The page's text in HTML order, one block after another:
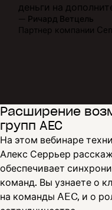
деньги на
— Ричард Ветцель
Партнер компании
Расширение
групп AEC
На этом вебинаре
Алекс Серрьер
обеспечивает
команд. Вы узнаете о
на команды AEC, и о